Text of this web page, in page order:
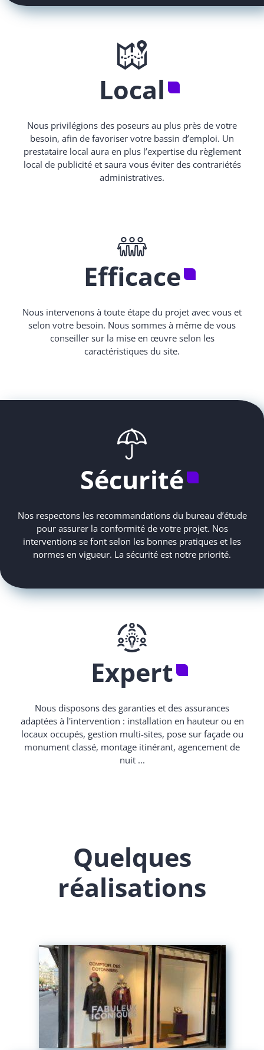
Local
Nous privilégions des poseurs au plus près de votre
besoin, afin de favoriser votre bassin d’emploi. Un
prestataire local aura en plus l’expertise du règlement
local de publicité et saura vous éviter des contrariétés
administratives.
Efficace
Nous intervenons à toute étape du projet avec vous et
selon votre besoin. Nous sommes à même de vous
conseiller sur la mise en œuvre selon les
caractéristiques du site.
Sécurité
Nos respectons les recommandations du bureau d’étude
pour assurer la conformité de votre projet. Nos
interventions se font selon les bonnes pratiques et les
normes en vigueur. La sécurité est notre priorité.
Expert
Nous disposons des garanties et des assurances
adaptées à l'intervention : installation en hauteur ou en
locaux occupés, gestion multi-sites, pose sur façade ou
monument classé, montage itinérant, agencement de
nuit ...
Quelques
réalisations